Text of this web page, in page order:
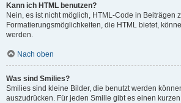
Kann ich HTML benutzen?
Nein, es ist nicht möglich, HTML-Code in Beiträgen
Formatierungsmöglichkeiten, die HTML bietet,
werden.
Nach oben
Was sind Smilies?
Smilies sind kleine Bilder, die benutzt werden
auszudrücken. Für jeden Smilie gibt es einen